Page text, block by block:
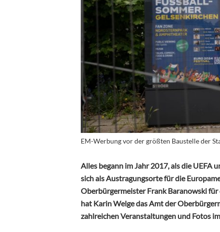
EM-Werbung vor der größten Baustelle der
Alles begann im Jahr 2017, als die UEFA
sich als Austragungsorte für die
Oberbürgermeister Frank Baranowski
hat Karin Welge das Amt der
zahlreichen Veranstaltungen und Fotos